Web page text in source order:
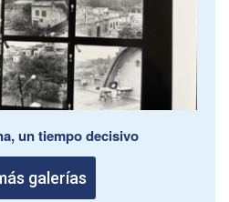
un tiempo decisivo
galerías